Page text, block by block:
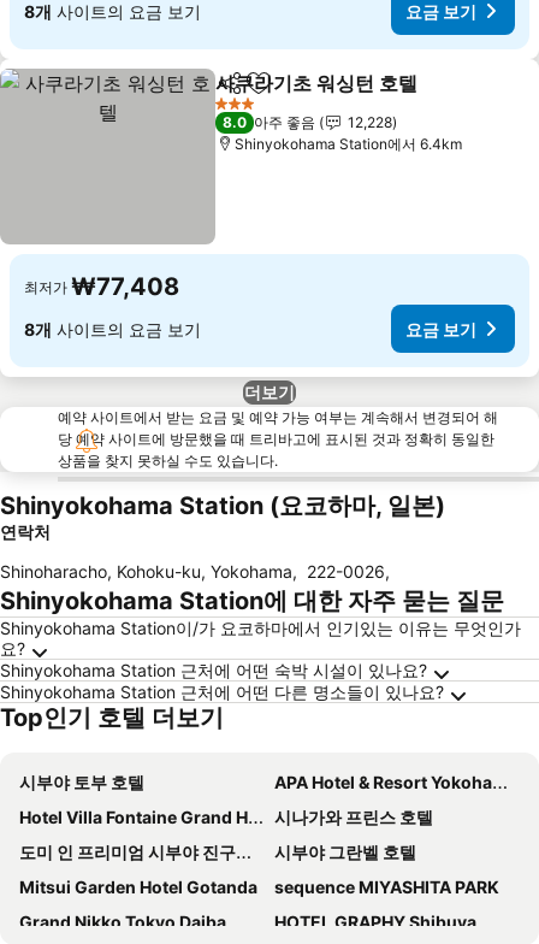
8개 사이트의 요금 보기 요금 보기
공유 즐겨찾기에 추가
사쿠라기초 워싱턴 호텔
3 성급
8.0 아주 좋음
12,228
Shinyokohama Station에서 6.4km
최저가 ₩77,408
8개 사이트의 요금 보기 요금 보기
더보기
예약 사이트에서 받는 요금 및 예약 가능 여부는 계속해서 변경되어 해
당 예약 사이트에 방문했을 때 트리바고에 표시된 것과 정확히 동일한
상품을 찾지 못하실 수도 있습니다.
Shinyokohama Station (요코하마, 일본)
연락처
Shinoharacho, Kohoku-ku, Yokohama, 222-0026,
Shinyokohama Station에 대한 자주 묻는 질문
Shinyokohama Station이/가 요코하마에서 인기있는 이유는 무엇인가
요?
Shinyokohama Station 근처에 어떤 숙박 시설이 있나요?
Shinyokohama Station 근처에 어떤 다른 명소들이 있나요?
Top인기 호텔 더보기
시부야 토부 호텔
APA Hotel & Resort Yokohama Bay Tower
Hotel Villa Fontaine Grand Haneda Airport
시나가와 프린스 호텔
도미 인 프리미엄 시부야 진구마에 핫 스프링
시부야 그란벨 호텔
Mitsui Garden Hotel Gotanda
sequence MIYASHITA PARK
Grand Nikko Tokyo Daiba
HOTEL GRAPHY Shibuya